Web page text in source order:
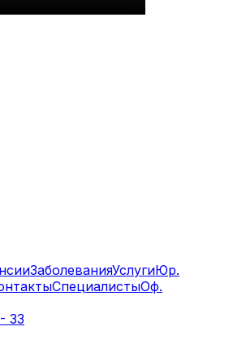
ЗаболеванияУслугиЮр.
СпециалистыОф.
33